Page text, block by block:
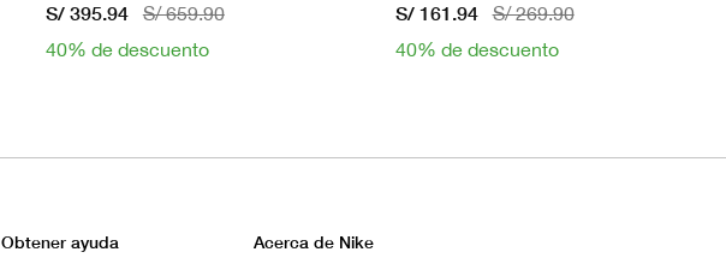
S/ 395.94
S/ 659.90
40% de descuento
S/ 161.94
S/ 269.90
40% de descuento
Obtener ayuda Acerca de Nike